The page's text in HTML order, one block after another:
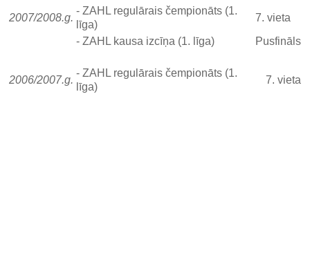
2007/2008.g.
- ZAHL regulārais čempionāts (1.
līga)
7. vieta
- ZAHL kausa izcīņa (1. līga)
Pusfināls
2006/2007.g.
- ZAHL regulārais čempionāts (1.
līga)
7. vieta